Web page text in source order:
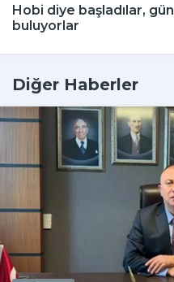
Hobi diye başladılar,
buluyorlar
Diğer Haberler